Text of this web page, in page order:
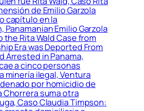
de Emilio Garzola
capítulo en la
Emilio Garzola
the Rita Wald Case from
Era was Deported From
Arrested in Panama,
a cinco personas
minería ilegal, Ventura
por homicidio de
Chorrera suma otra
Caso Claudia Timpson: